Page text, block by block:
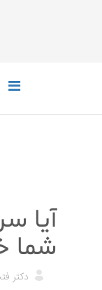
آیا
شما
دکتر